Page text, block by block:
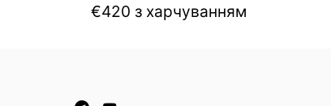
€420 з харчуванням